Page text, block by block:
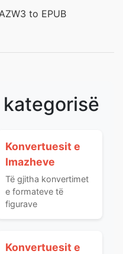
to EPUB
Konvertuesit e
Imazheve
Të gjitha konvertimet
e formateve të
figurave
Konvertuesit e